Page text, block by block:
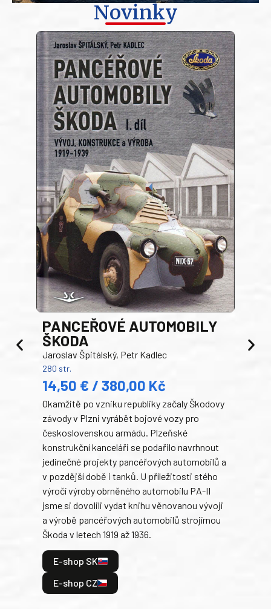
Novinky
PANCEŘOVÉ AUTOMOBILY
ŠKODA
Jaroslav Špitálský, Petr Kadlec
280 str.
14,50 € / 380,00 Kč
Okamžitě po vzniku republiky začaly Škodovy
závody v Plzni vyrábět bojové vozy pro
československou armádu. Plzeňské
konstrukční kanceláři se podařilo navrhnout
jedinečné projekty pancéřových automobilů a
v pozdější době i tanků. U příležitosti stého
výročí výroby obrněného automobilu PA-II
jsme si dovolili vydat knihu věnovanou vývoji
a výrobě pancéřových automobilů strojírnou
Škoda v letech 1919 až 1936.
E-shop SK
E-shop CZ